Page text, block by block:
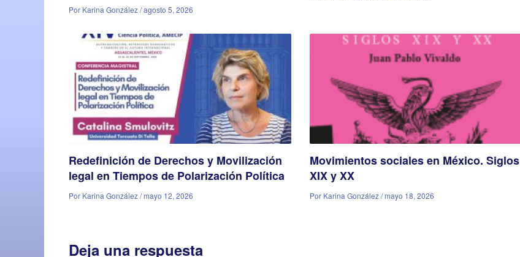
Por Karina González / agosto 5, 2026
Redefinición de Derechos y Movilización
legal en Tiempos de Polarización Política
Por Karina González / mayo 12, 2026
Movimientos sociales en México. Siglos
XIX y XX
Por Karina González / mayo 18, 2026
Deja una respuesta